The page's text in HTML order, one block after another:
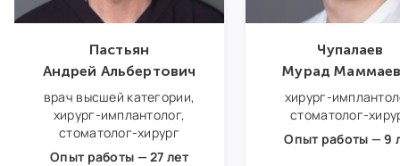
Пастьян
Андрей Альбертович
врач высшей категории,
хирург‑имплантолог,
стоматолог‑хирург
Опыт работы — 27 лет
Чупалаев
Мурад
Опыт работы — 9